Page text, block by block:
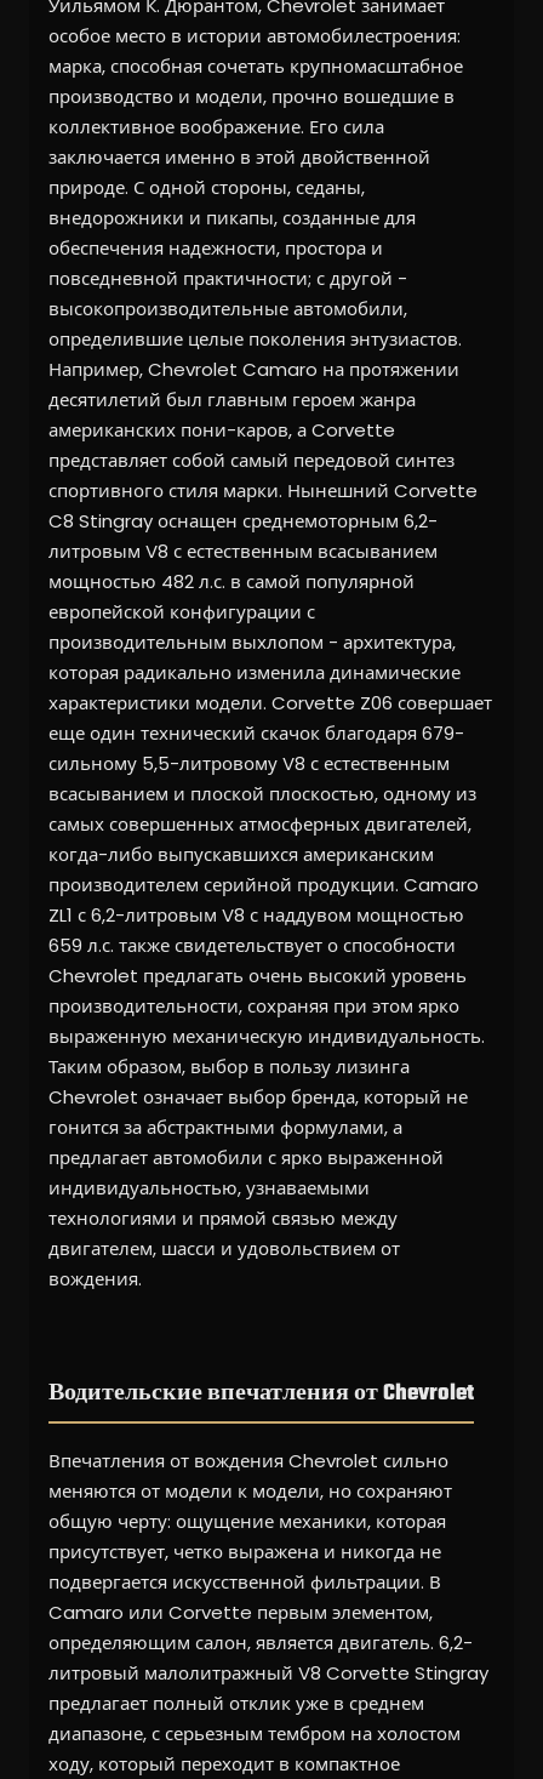
Уильямом К. Дюрантом, Chevrolet занимает
особое место в истории автомобилестроения:
марка, способная сочетать крупномасштабное
производство и модели, прочно вошедшие в
коллективное воображение. Его сила
заключается именно в этой двойственной
природе. С одной стороны, седаны,
внедорожники и пикапы, созданные для
обеспечения надежности, простора и
повседневной практичности; с другой -
высокопроизводительные автомобили,
определившие целые поколения энтузиастов.
Например, Chevrolet Camaro на протяжении
десятилетий был главным героем жанра
американских пони-каров, а Corvette
представляет собой самый передовой синтез
спортивного стиля марки. Нынешний Corvette
C8 Stingray оснащен среднемоторным 6,2-
литровым V8 с естественным всасыванием
мощностью 482 л.с. в самой популярной
европейской конфигурации с
производительным выхлопом - архитектура,
которая радикально изменила динамические
характеристики модели. Corvette Z06 совершает
еще один технический скачок благодаря 679-
сильному 5,5-литровому V8 с естественным
всасыванием и плоской плоскостью, одному из
самых совершенных атмосферных двигателей,
когда-либо выпускавшихся американским
производителем серийной продукции. Camaro
ZL1 с 6,2-литровым V8 с наддувом мощностью
659 л.с. также свидетельствует о способности
Chevrolet предлагать очень высокий уровень
производительности, сохраняя при этом ярко
выраженную механическую индивидуальность.
Таким образом, выбор в пользу лизинга
Chevrolet означает выбор бренда, который не
гонится за абстрактными формулами, а
предлагает автомобили с ярко выраженной
индивидуальностью, узнаваемыми
технологиями и прямой связью между
двигателем, шасси и удовольствием от
вождения.
Водительские впечатления от Chevrolet
Впечатления от вождения Chevrolet сильно
меняются от модели к модели, но сохраняют
общую черту: ощущение механики, которая
присутствует, четко выражена и никогда не
подвергается искусственной фильтрации. В
Camaro или Corvette первым элементом,
определяющим салон, является двигатель. 6,2-
литровый малолитражный V8 Corvette Stingray
предлагает полный отклик уже в среднем
диапазоне, с серьезным тембром на холостом
ходу, который переходит в компактное